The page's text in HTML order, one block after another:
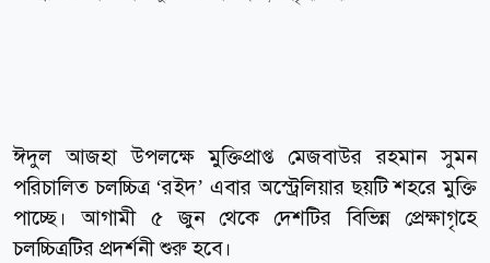
ঈদুল আজহা উপলক্ষে মুক্তিপ্রাপ্ত মেজবাউর রহমান সুমন
পরিচালিত চলচ্চিত্র ‘রইদ’ এবার অস্ট্রেলিয়ার ছয়টি শহরে মুক্তি
পাচ্ছে। আগামী ৫ জুন থেকে দেশটির বিভিন্ন প্রেক্ষাগৃহে
চলচ্চিত্রটির প্রদর্শনী শুরু হবে।